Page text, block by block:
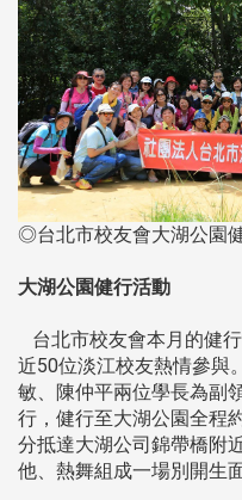
◎台北市校友會大湖公園
大湖公園健行活動
台北市校友會本月的健
近50位淡江校友熱情參與
敏、陳仲平兩位學長為副
行，健行至大湖公園全程
分抵達大湖公司錦帶橋附
他、熱舞組成一場別開生